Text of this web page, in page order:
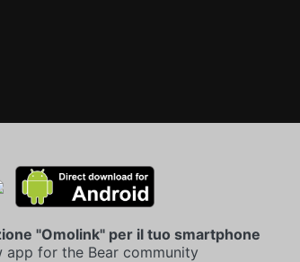
"Omolink" per il tuo smartphone
app for the Bear community